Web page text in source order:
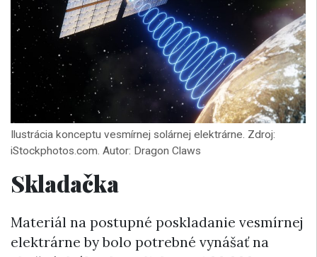
Ilustrácia konceptu vesmírnej solárnej elektrárne. Zdroj:
iStockphotos.com. Autor: Dragon Claws
Skladačka
Materiál na postupné poskladanie vesmírnej
elektrárne by bolo potrebné vynášať na